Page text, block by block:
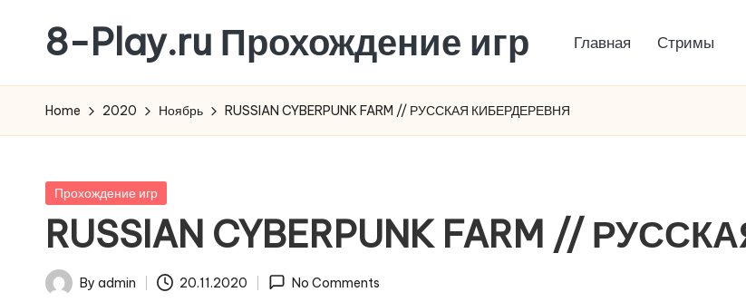
content
8-Play.ru Прохождение игр Главная Стримы
Home 2020 Ноябрь RUSSIAN CYBERPUNK FARM // РУССКАЯ КИБЕРДЕРЕВНЯ
Posted
Прохождение игр
RUSSIAN CYBERPUNK FARM //
Posted
By admin 20.11.2020 No Comments